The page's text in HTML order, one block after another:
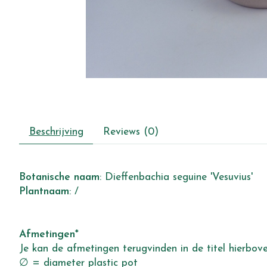
Beschrijving Reviews (0)
Botanische naam: Dieffenbachia seguine 'Vesuvius'
Plantnaam: /
Afmetingen*
Je kan de afmetingen terugvinden in de titel
∅ = diameter plastic pot